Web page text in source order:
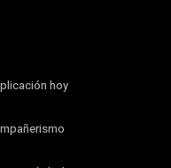
hoy